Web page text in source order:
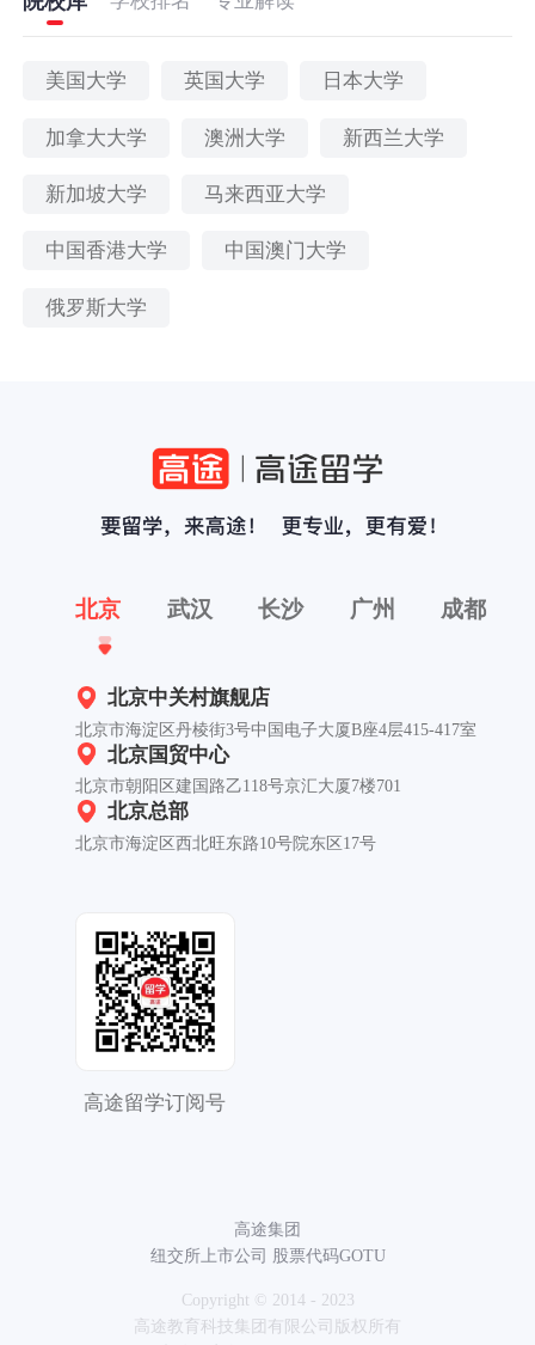
美国大学 英国大学 日本大学
加拿大大学 澳洲大学 新西兰大学
新加坡大学 马来西亚大学
中国香港大学 中国澳门大学
俄罗斯大学
北京 武汉 长沙 广州 成都
北京中关村旗舰店
北京市海淀区丹棱街3号中国电子大厦B座4层415-417室
北京国贸中心
北京市朝阳区建国路乙118号京汇大厦7楼701
北京总部
北京市海淀区西北旺东路10号院东区17号
高途留学订阅号
高途集团
纽交所上市公司 股票代码GOTU
Copyright © 2014 - 2023
高途教育科技集团有限公司版权所有